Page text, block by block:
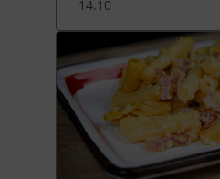
14.10